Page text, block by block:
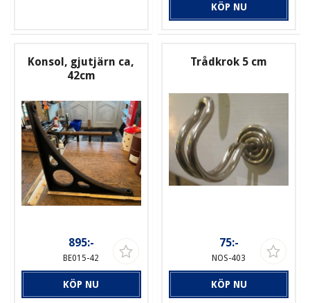
KÖP NU
Konsol, gjutjärn ca,
42cm
895:-
BE015-42
KÖP NU
Trådkrok 5 cm
75:-
NOS-403
KÖP NU